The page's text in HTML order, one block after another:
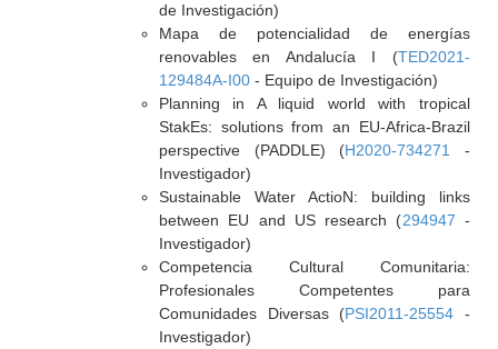
de Investigación)
Mapa de potencialidad de energías
renovables en Andalucía I (TED2021-
129484A-I00- Equipo de Investigación)
Planning in A liquid world with tropical
StakEs: solutions from an EU-Africa-Brazil
perspective (PADDLE) (H2020-734271
-
Investigador)
Sustainable Water ActioN: building links
between EU and US research (294947 -
Investigador)
Competencia Cultural Comunitaria:
Profesionales Competentes para
Comunidades Diversas (PSI2011-25554 -
Investigador)